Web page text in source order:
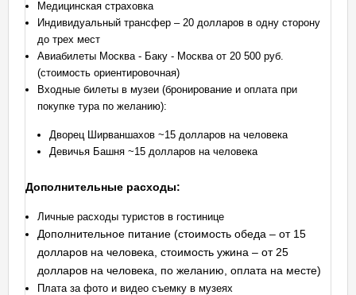
Медицинская страховка
Индивидуальный трансфер – 20 долларов в одну сторону
до трех мест
Авиабилеты Москва - Баку - Москва от 20 500 руб.
(стоимость ориентировочная)
Входные билеты в музеи (бронирование и оплата при
покупке тура по желанию):
Дворец Ширваншахов ~15 долларов на человека
Девичья Башня ~15 долларов на человека
Дополнительные расходы:
Личные расходы туристов в гостинице
Дополнительное питание (стоимость обеда – от 15
долларов на человека, стоимость ужина – от 25
долларов на человека, по желанию, оплата на месте)
Плата за фото и видео съемку в музеях